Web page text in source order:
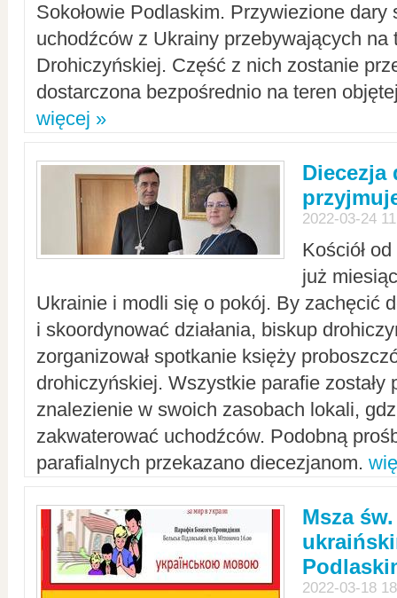
Sokołowie Podlaskim. Przywiezione dary
uchodźców z Ukrainy przebywających na
Drohiczyńskiej. Część z nich zostanie
dostarczona bezpośrednio na teren
więcej »
Diecezja
2022-03-24
Kościół
już
Ukrainie i modli się o pokój. By zachęcić
i skoordynować działania, biskup
zorganizował spotkanie księży
drohiczyńskiej. Wszystkie parafie zostały
znalezienie w swoich zasobach lokali,
zakwaterować uchodźców. Podobną
parafialnych przekazano diecezjanom.
Msza
2022-03-18